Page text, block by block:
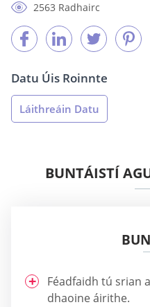
2563 Radhairc
Datu Úis Roinnte
Láithreáin Datu
BUNTÁISTÍ
Féadfaidh tú srian
dhaoine áirithe.